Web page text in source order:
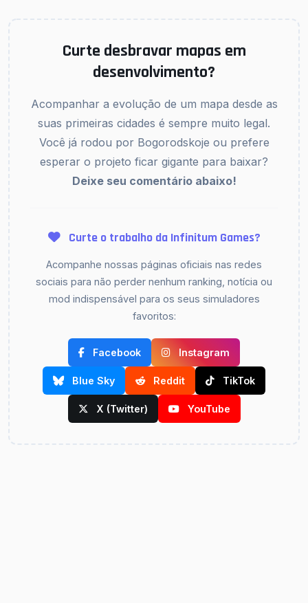
Curte desbravar mapas em
desenvolvimento?
Acompanhar a evolução de um mapa desde as
suas primeiras cidades é sempre muito legal.
Você já rodou por Bogorodskoje ou prefere
esperar o projeto ficar gigante para baixar?
Deixe seu comentário abaixo!
Curte o trabalho da Infinitum Games?
Acompanhe nossas páginas oficiais nas redes
sociais para não perder nenhum ranking, notícia ou
mod indispensável para os seus simuladores
favoritos:
Facebook Instagram
Blue Sky Reddit TikTok
X (Twitter) YouTube